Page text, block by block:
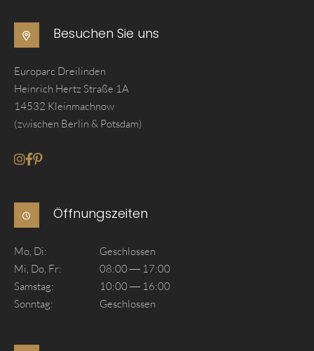
Besuchen Sie uns
Europarc Dreilinden
Heinrich Hertz Straße 1A
14532 Kleinmachnow
(zwischen Berlin & Potsdam)
Gehe zum Instagram seite von Akzent Lofttueren
Gehe zum Facebook seite von Akzent Lofttueren
Gehe zum Pinterest seite von Akzent Lofttueren
Öffnungszeiten
Mo, Di:
Geschlossen
Mi, Do, Fr:
08:00 — 17:00
Samstag:
10:00 — 16:00
Sonntag:
Geschlossen